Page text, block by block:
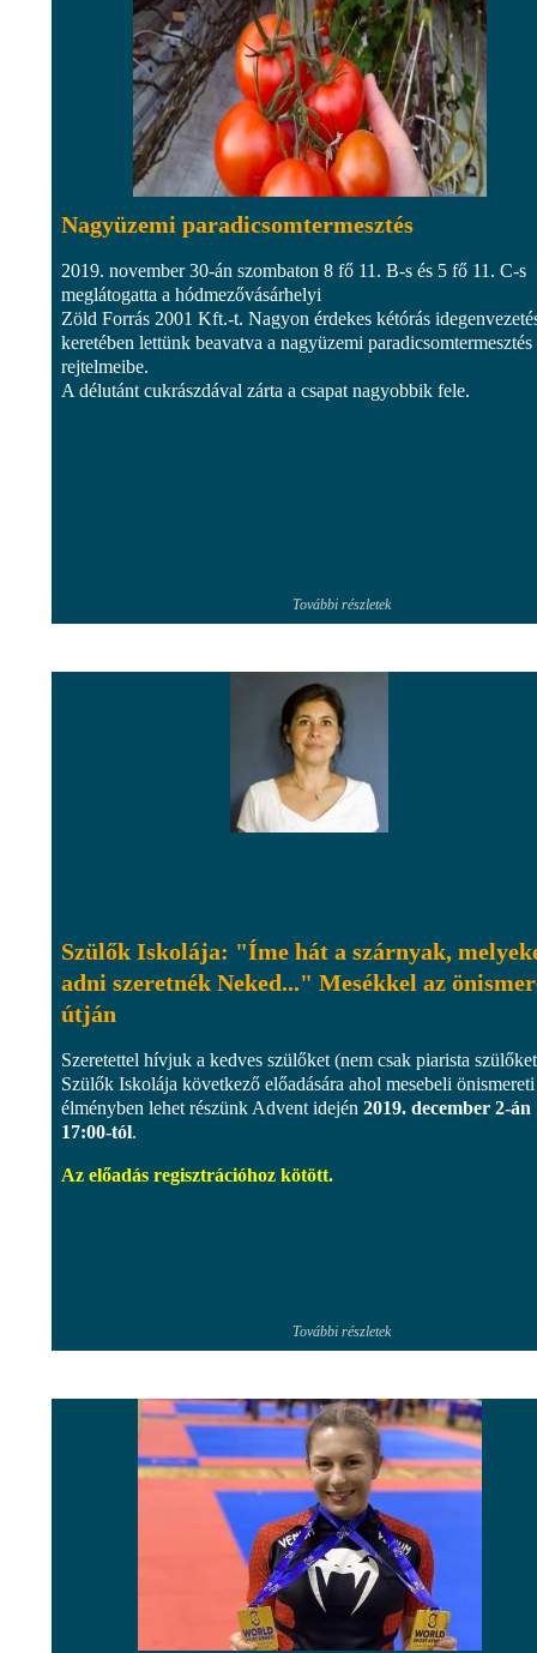
Nagyüzemi paradicsomtermesztés
2019. november 30-án szombaton 8 fő 11. B-s és 5 fő 11. C-s
meglátogatta a hódmezővásárhelyi
Zöld Forrás 2001 Kft.-t. Nagyon érdekes kétórás
keretében lettünk beavatva a nagyüzemi paradicsomtermesztés
rejtelmeibe.
A délutánt cukrászdával zárta a csapat nagyobbik fele.
További részletek
Szülők Iskolája: "Íme hát a szárnyak,
adni szeretnék Neked..." Mesékkel az
útján
Szeretettel hívjuk a kedves szülőket (nem csak piarista
Szülők Iskolája következő előadására ahol mesebeli önismereti
élményben lehet részünk Advent idején 2019. december 2-án
17:00-tól.
Az előadás regisztrációhoz kötött.
További részletek